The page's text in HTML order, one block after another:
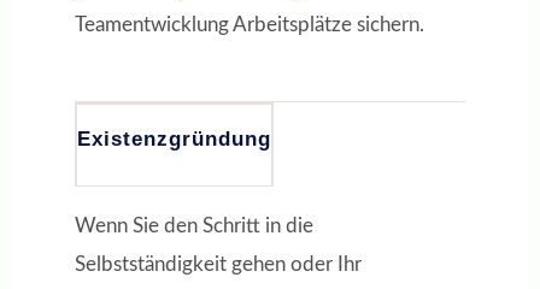
Teamentwicklung Arbeitsplätze sichern.
Existenzgründung
Wenn Sie den Schritt in die
Selbstständigkeit gehen oder Ihr